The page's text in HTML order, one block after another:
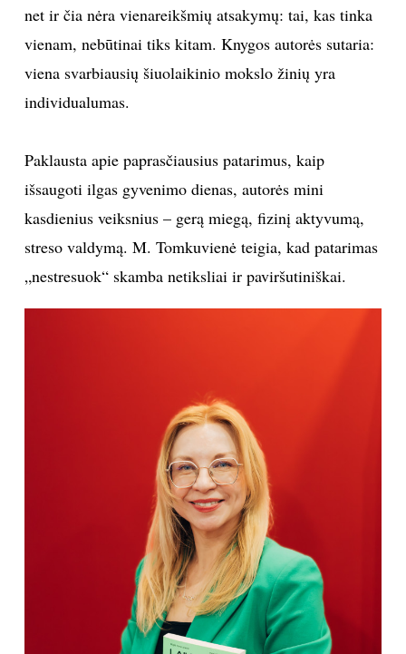
net ir čia nėra vienareikšmių atsakymų: tai, kas tinka
vienam, nebūtinai tiks kitam. Knygos autorės sutaria:
viena svarbiausių šiuolaikinio mokslo žinių yra
individualumas.
Paklausta apie paprasčiausius patarimus, kaip
išsaugoti ilgas gyvenimo dienas, autorės mini
kasdienius veiksnius – gerą miegą, fizinį aktyvumą,
streso valdymą. M. Tomkuvienė teigia, kad patarimas
„nestresuok“ skamba netiksliai ir paviršutiniškai.